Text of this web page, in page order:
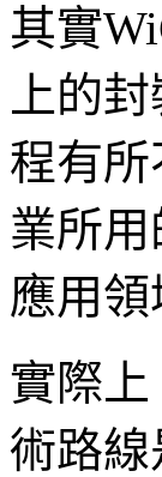
其實
上的
程有所
業所
應用
實際
術路